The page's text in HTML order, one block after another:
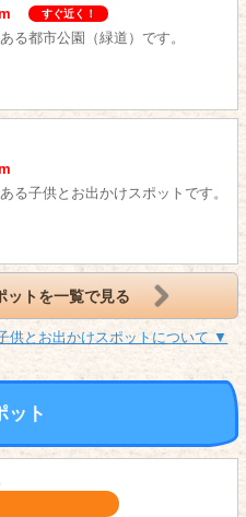
すぐ近く！
る都市公園（緑道）です。
る子供とお出かけスポットです。
ットを一覧で見る
供とお出かけスポットについて ▼
ット